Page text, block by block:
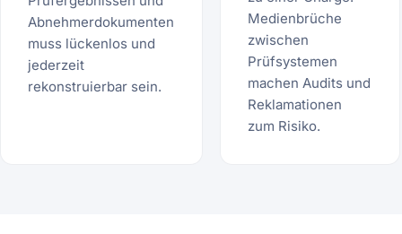
Abnehmerdokumenten
muss lückenlos und
jederzeit
rekonstruierbar sein.
Medienbrüche
zwischen
Prüfsystemen
machen Audits und
Reklamationen
zum Risiko.